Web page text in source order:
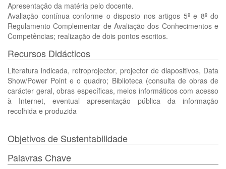
Apresentação da matéria pelo docente.
Avaliação contínua conforme o disposto nos artigos 5º e 8º do
Regulamento Complementar de Avaliação dos Conhecimentos e
Competências; realização de dois pontos escritos.
Recursos Didácticos
Literatura indicada, retroprojector, projector de diapositivos, Data
Show/Power Point e o quadro; Biblioteca (consulta de obras de
carácter geral, obras específicas, meios informáticos com acesso
à Internet, eventual apresentação pública da informação
recolhida e produzida
Objetivos de Sustentabilidade
Palavras Chave